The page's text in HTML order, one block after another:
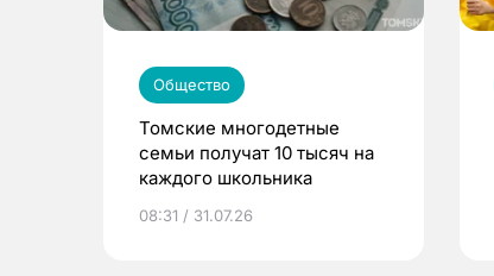
Общество
Томские многодетные
семьи получат 10 тысяч на
каждого школьника
08:31 / 31.07.26